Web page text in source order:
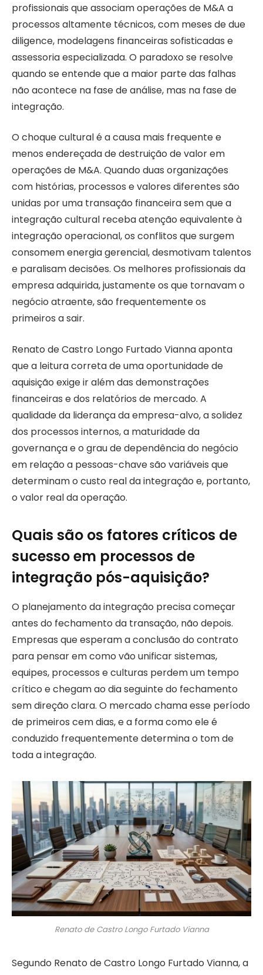
profissionais que associam operações de M&A a
processos altamente técnicos, com meses de due
diligence, modelagens financeiras sofisticadas e
assessoria especializada. O paradoxo se resolve
quando se entende que a maior parte das falhas
não acontece na fase de análise, mas na fase de
integração.
O choque cultural é a causa mais frequente e
menos endereçada de destruição de valor em
operações de M&A. Quando duas organizações
com histórias, processos e valores diferentes são
unidas por uma transação financeira sem que a
integração cultural receba atenção equivalente à
integração operacional, os conflitos que surgem
consomem energia gerencial, desmotivam talentos
e paralisam decisões. Os melhores profissionais da
empresa adquirida, justamente os que tornavam o
negócio atraente, são frequentemente os
primeiros a sair.
Renato de Castro Longo Furtado Vianna aponta
que a leitura correta de uma oportunidade de
aquisição exige ir além das demonstrações
financeiras e dos relatórios de mercado. A
qualidade da liderança da empresa-alvo, a solidez
dos processos internos, a maturidade da
governança e o grau de dependência do negócio
em relação a pessoas-chave são variáveis que
determinam o custo real da integração e, portanto,
o valor real da operação.
Quais são os fatores críticos de
sucesso em processos de
integração pós-aquisição?
O planejamento da integração precisa começar
antes do fechamento da transação, não depois.
Empresas que esperam a conclusão do contrato
para pensar em como vão unificar sistemas,
equipes, processos e culturas perdem um tempo
crítico e chegam ao dia seguinte do fechamento
sem direção clara. O mercado chama esse período
de primeiros cem dias, e a forma como ele é
conduzido frequentemente determina o tom de
toda a integração.
Renato de Castro Longo Furtado Vianna
Segundo Renato de Castro Longo Furtado Vianna, a